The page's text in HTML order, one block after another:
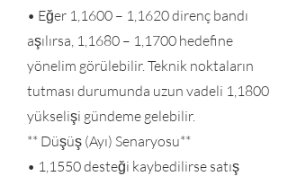
• Eğer 1,1600 – 1,1620 direnç bandı
aşılırsa, 1,1680 – 1,1700 hedefine
yönelim görülebilir. Teknik noktaların
tutması durumunda uzun vadeli 1,1800
yükselişi gündeme gelebilir.
** Düşüş (Ayı) Senaryosu**
• 1,1550 desteği kaybedilirse satış